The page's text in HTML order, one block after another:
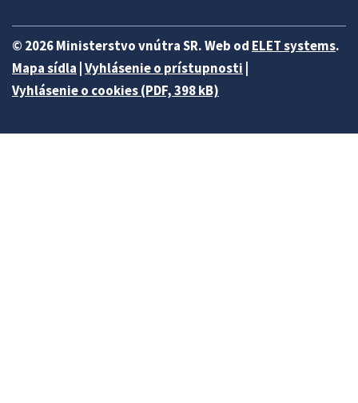
© 2026 Ministerstvo vnútra SR. Web od ELET systems.
Mapa sídla Vyhlásenie o prístupnosti
Vyhlásenie o cookies (PDF, 398 kB)